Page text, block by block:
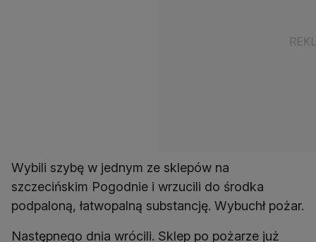
Wybili szybę w jednym ze sklepów na
szczecińskim Pogodnie i wrzucili do środka
podpaloną, łatwopalną substancję. Wybuchł pożar.
Następnego dnia wrócili. Sklep po pożarze już